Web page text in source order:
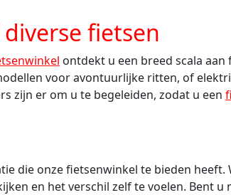
fietsen
ontdekt u een breed scala
voor avontuurlijke ritten, of
zijn er om u te begeleiden, zodat u een
die onze fietsenwinkel te bieden
en het verschil zelf te voelen. Bent